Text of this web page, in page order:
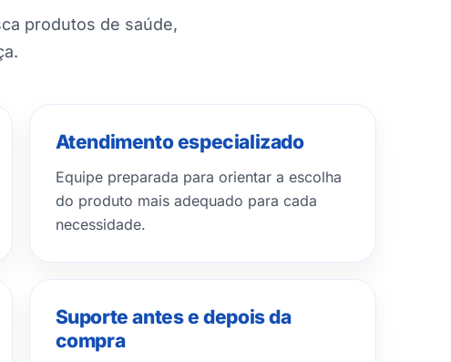
produtos de saúde,
Atendimento especializado
Equipe preparada para orientar a escolha
do produto mais adequado para cada
necessidade.
Suporte antes e depois da
compra